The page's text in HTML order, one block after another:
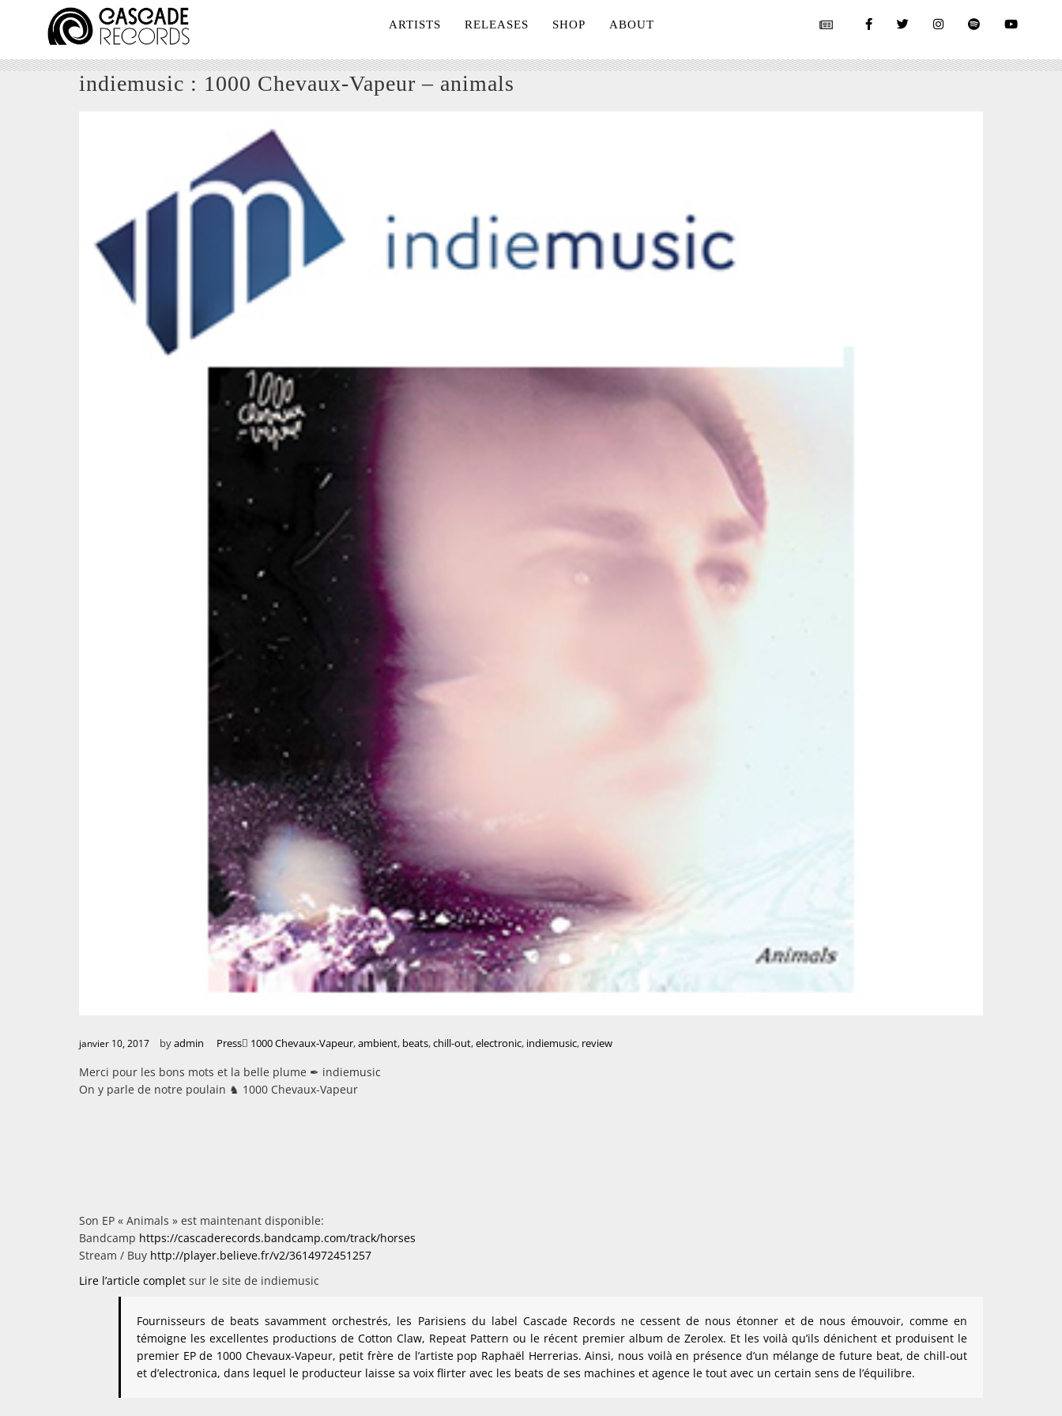
ARTISTS RELEASES SHOP ABOUT
indiemusic : 1000 Chevaux-Vapeur – animals
janvier 10, 2017 byadmin Press 1000 Chevaux-Vapeur,ambient, beats,chill-out,electronic, indiemusic, review
Merci pour les bons mots et la belle plume ✒ indiemusic
On y parle de notre poulain ♞ 1000 Chevaux-Vapeur
Son EP « Animals » est maintenant disponible:
Bandcamp https://cascaderecords.bandcamp.com/track/horses
Stream / Buy http://player.believe.fr/v2/3614972451257
Lire l’article complet sur le site de indiemusic
Fournisseurs de beats savamment orchestrés, les Parisiens du label Cascade Records ne cessent de nous étonner et de nous émouvoir, comme en
témoigne les excellentes productions de Cotton Claw, Repeat Pattern ou le récent premier album de Zerolex. Et les voilà qu’ils dénichent et produisent le
premier EP de 1000 Chevaux-Vapeur, petit frère de l’artiste pop Raphaël Herrerias. Ainsi, nous voilà en présence d’un mélange de future beat, de chill-out
et d’electronica, dans lequel le producteur laisse sa voix flirter avec les beats de ses machines et agence le tout avec un certain sens de l’équilibre.